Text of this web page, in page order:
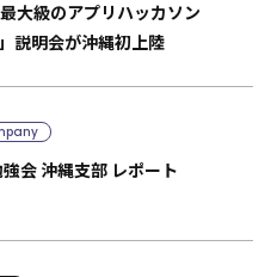
大級のアプリハッカソン
説明会が沖縄初上陸
会 沖縄支部 レポート